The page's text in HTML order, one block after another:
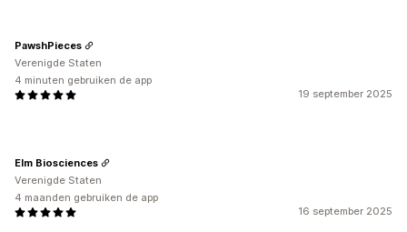
19 september 2025
PawshPieces
Verenigde Staten
4 minuten gebruiken de app
16 september 2025
Elm Biosciences
Verenigde Staten
4 maanden gebruiken de app